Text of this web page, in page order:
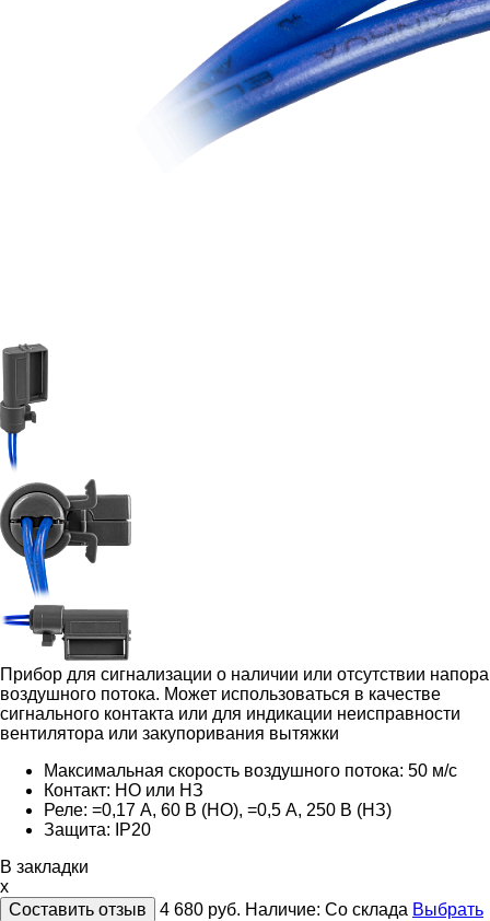
Прибор для cигнализации о наличии или отсутствии напора
воздушного потока. Может использоваться в качестве
сигнального контакта или для индикации неисправности
вентилятора или закупоривания вытяжки
Максимальная скорость воздушного потока: 50 м/с
Контакт: НО или НЗ
Реле: =0,17 А, 60 В (НО), =0,5 А, 250 В (НЗ)
Защита: IP20
В закладки
x
Составить отзыв
4 680 руб. Наличие: Со склада Выбрать